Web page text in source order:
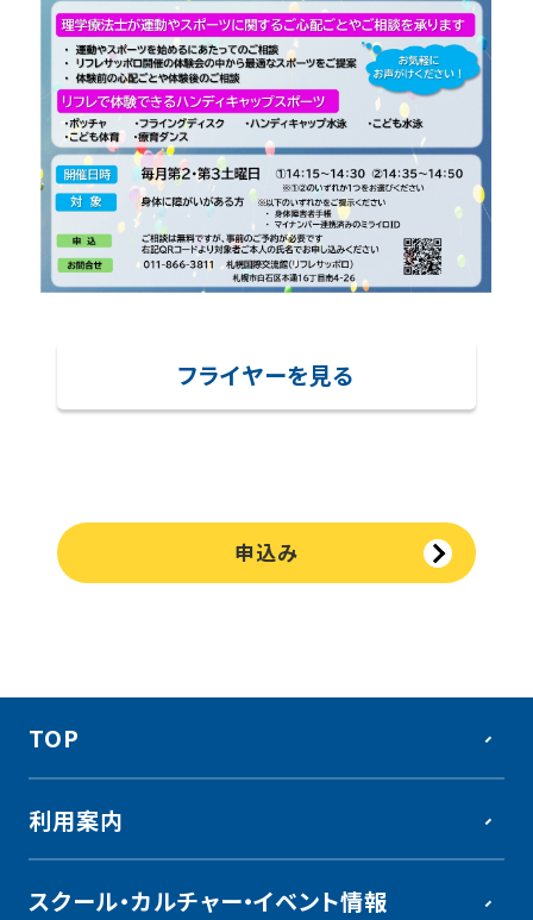
ランニングコース
フライヤーを見る
申込み
TOP
利用案内
TOP
スクール・カルチャー・イベント情報